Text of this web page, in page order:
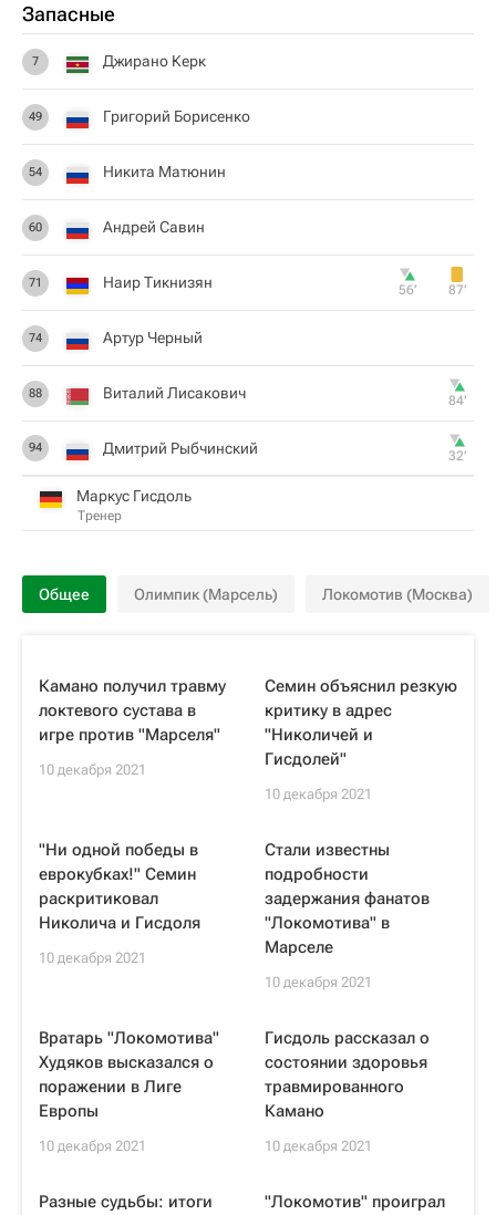
Запасные
7 Джирано Керк
49 Григорий Борисенко
54 Никита Матюнин
60 Андрей Савин
71 Наир Тикнизян 56‎’‎ 87‎’‎
74 Артур Черный
88 Виталий Лисакович 84‎’‎
94 Дмитрий Рыбчинский 32‎’‎
Маркус Гисдоль
Тренер
Общее Олимпик (Марсель) Локомотив (Москва)
Камано получил травму
локтевого сустава в
игре против "Марселя"
10 декабря 2021
Семин объяснил резкую
критику в адрес
"Николичей и
Гисдолей"
10 декабря 2021
"Ни одной победы в
еврокубках!" Семин
раскритиковал
Николича и Гисдоля
10 декабря 2021
Стали известны
подробности
задержания фанатов
"Локомотива" в
Марселе
10 декабря 2021
Вратарь "Локомотива"
Худяков высказался о
поражении в Лиге
Европы
10 декабря 2021
Гисдоль рассказал о
состоянии здоровья
травмированного
Камано
10 декабря 2021
Разные судьбы: итоги
"Локомотив" проиграл